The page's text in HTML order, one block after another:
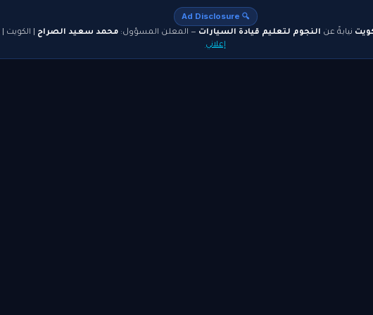
🔍 Ad Disclosure
نيابةً عن النجوم لتعليم قيادة السيارات — المعلن المسؤول:محمد سعيد الصراح | الكويت |
إعلاني